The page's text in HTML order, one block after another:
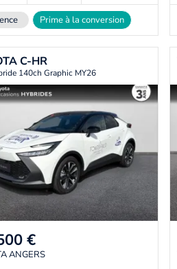
Prime à la conversion
C-HR
140ch Graphic MY26
€
ANGERS